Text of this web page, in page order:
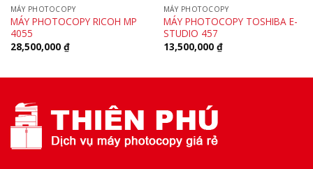
MÁY PHOTOCOPY
MÁY PHOTOCOPY RICOH MP
4055
28,500,000 ₫
MÁY PHOTOCOPY
MÁY PHOTOCOPY TOSHIBA E-
STUDIO 457
13,500,000 ₫